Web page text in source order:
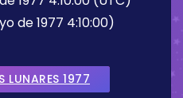
de 1977 4:10:00)
LUNARES 1977